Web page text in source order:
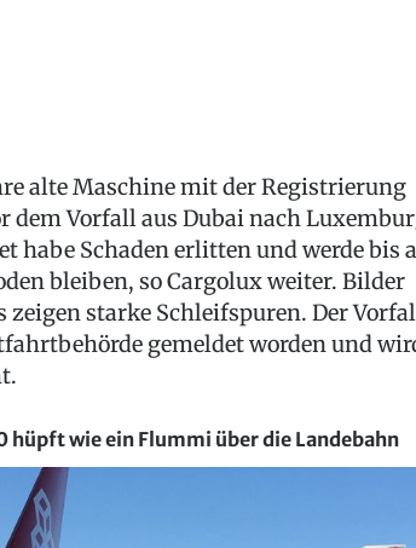
alte Maschine mit der Registrierung
dem Vorfall aus Dubai nach
habe Schaden erlitten und werde bis
bleiben, so Cargolux weiter. Bilder
zeigen starke Schleifspuren. Der
gemeldet worden und
wie ein Flummi über die Landebahn